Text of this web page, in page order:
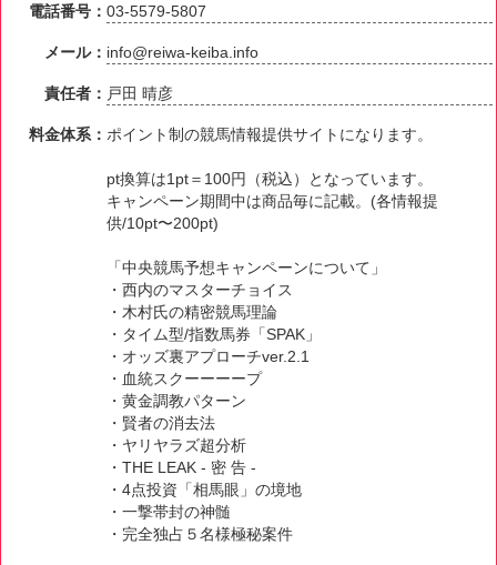
電話番号：03-5579-5807
メール： info@reiwa-keiba.info
責任者： 戸田 晴彦
料金体系： ポイント制の競馬情報提供サイトになります。
pt換算は1pt＝100円（税込）となっています。
キャンペーン期間中は商品毎に記載。(各情報提
供/10pt〜200pt)
「中央競馬予想キャンペーンについて」
・西内のマスターチョイス
・木村氏の精密競馬理論
・タイム型/指数馬券「SPAK」
・オッズ裏アプローチver.2.1
・血統スクーーーープ
・黄金調教パターン
・賢者の消去法
・ヤリヤラズ超分析
・THE LEAK - 密 告 -
・4点投資「相馬眼」の境地
・一撃帯封の神髄
・完全独占５名様極秘案件